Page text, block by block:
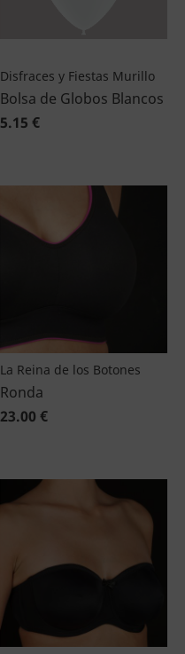
Disfraces y Fiestas Murillo
Bolsa de Globos Blancos
5.15 €
La Reina de los Botones
Ronda
23.00 €